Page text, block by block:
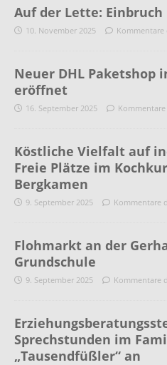
Auf der Lette:
10. November 2025
Neuer DHL Paketshop
eröffnet
16. September 2025
Köstliche Vielfalt auf
Freie Plätze im
Bergkamen
9. September 2025 Kommentare
Flohmarkt an der
Grundschule
9. September 2025 Kommentare
Sprechstunden im
„Tausendfüßler“ an